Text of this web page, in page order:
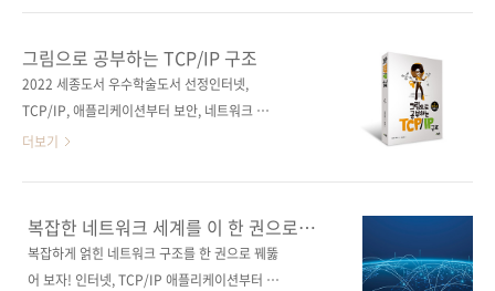
노 신(岡野 新)옮긴이 이민성감수자 (없음)시리
형 크라운판변형(170*225*14.2)제 본 무선
(soft cover)정 가 22,000원ISBN 979-11-
92469-28-7(..
종의 신규 전자책(PDF 기반)의 판매가 시작되었
습니다. 아래에서 저희 제이펍이 펴낸 전자책 전
체 리스트를 확인해 보시기 바랍니다. 제이펍이
펍이 펴낸 전자책 모음 리디북스 🛒
https://bit.ly/3QUOIMb 🛒교보문고
https://bit.ly/3OKTsTj
그림으로 공부하는 TCP/IP 구조
2022 세종도서 우수학술도서 선정인터넷,
TCP/IP, 애플리케이션부터 보안, 네트워크 기
기, 부하분산까지네트워크의 기본 지식을 한 권
[인터파크] / [쿠팡] 전자책 구매 사이트(가나다
순)[교보문고] [구글북스] [리디북스] [알라딘]
[예스이십사] 출판사 제이펍저작권사 SBクリエ
더보기
복잡한 네트워크 세계를 이 한 권으로
헤쳐나가자!
복잡하게 얽힌 네트워크 구조를 한 권으로 꿰뚫
어 보자! 인터넷, TCP/IP 애플리케이션부터 보